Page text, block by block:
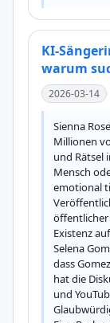
KI-
warum
2026-03-14
Sienna
Millionen
und Rätsel
Mensch
emotional
öffentlicher
Existenz
Selena
dass
hat die
und